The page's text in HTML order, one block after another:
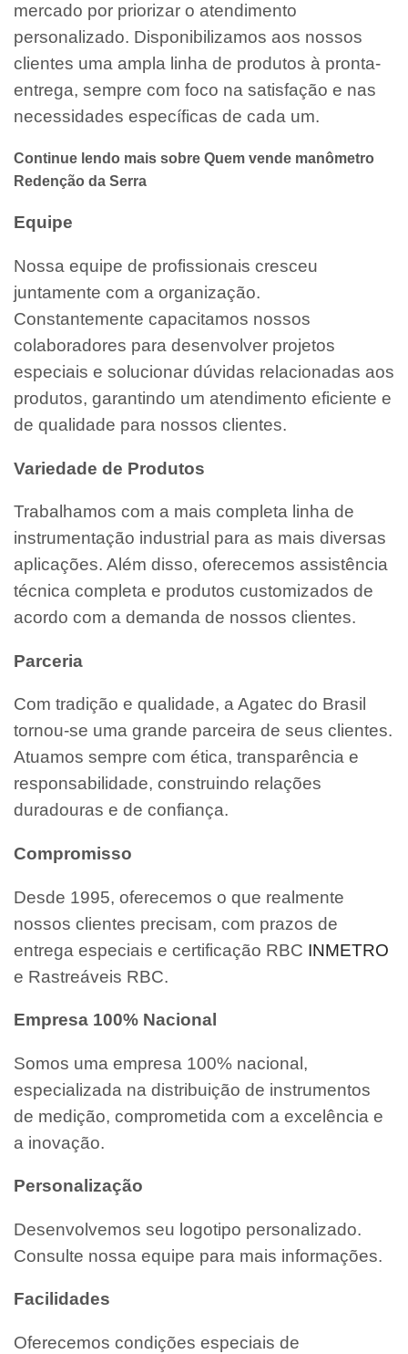
mercado por priorizar o atendimento
personalizado. Disponibilizamos aos nossos
clientes uma ampla linha de produtos à pronta-
entrega, sempre com foco na satisfação e nas
necessidades específicas de cada um.
Continue lendo mais sobre Quem vende manômetro
Redenção da Serra
Equipe
Nossa equipe de profissionais cresceu
juntamente com a organização.
Constantemente capacitamos nossos
colaboradores para desenvolver projetos
especiais e solucionar dúvidas relacionadas aos
produtos, garantindo um atendimento eficiente e
de qualidade para nossos clientes.
Variedade de Produtos
Trabalhamos com a mais completa linha de
instrumentação industrial para as mais diversas
aplicações. Além disso, oferecemos assistência
técnica completa e produtos customizados de
acordo com a demanda de nossos clientes.
Parceria
Com tradição e qualidade, a Agatec do Brasil
tornou-se uma grande parceira de seus clientes.
Atuamos sempre com ética, transparência e
responsabilidade, construindo relações
duradouras e de confiança.
Compromisso
Desde 1995, oferecemos o que realmente
nossos clientes precisam, com prazos de
entrega especiais e certificação RBC INMETRO
e Rastreáveis RBC.
Empresa 100% Nacional
Somos uma empresa 100% nacional,
especializada na distribuição de instrumentos
de medição, comprometida com a excelência e
a inovação.
Personalização
Desenvolvemos seu logotipo personalizado.
Consulte nossa equipe para mais informações.
Facilidades
Oferecemos condições especiais de